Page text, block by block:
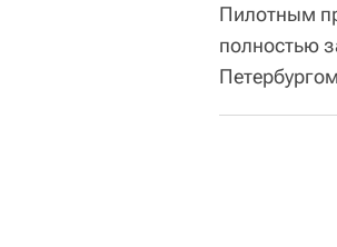
Пилотным
полностью